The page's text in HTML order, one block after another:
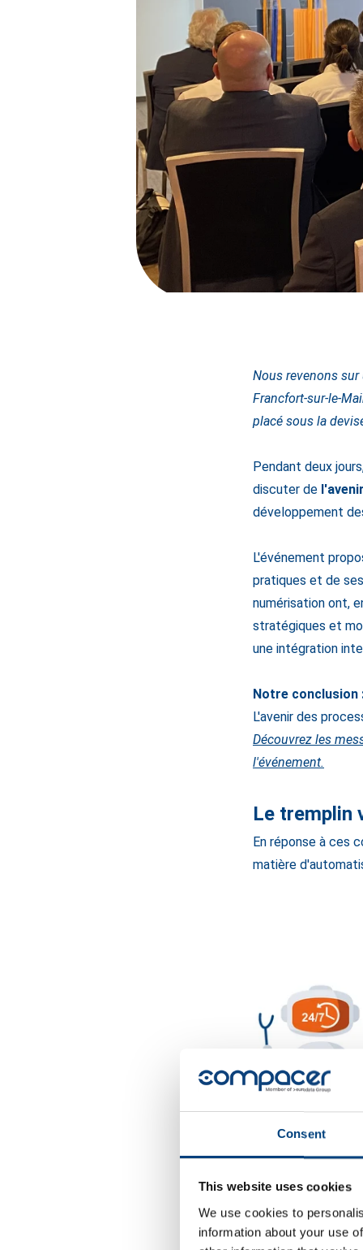
Consent
This website uses cookies
We use cookies to
information about your use
Nous revenons
Francfort-sur-le-
placé sous la
Pendant deux
discuter de
développement
L'événement
pratiques et de
numérisation ont,
stratégiques et
une intégration
Notre conclusion
L'avenir des
Découvrez les
l'événement.
Le tremplin
En réponse à ces
matière